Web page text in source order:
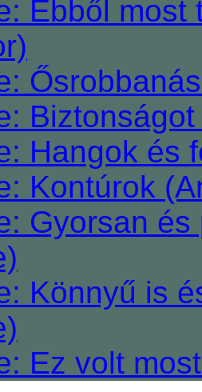
Ebből
Hangok és
Kontúrok
Gyorsan
Könnyű is
Ez volt